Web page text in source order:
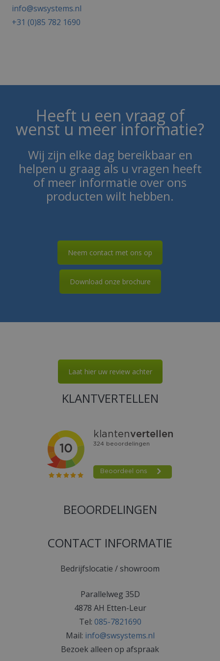
info@swsystems.nl
+31 (0)85 782 1690
Heeft u een vraag of
wenst u meer informatie?
Wij zijn elke dag bereikbaar en
helpen u graag als u vragen heeft
of meer informatie over ons
producten wilt hebben.
Neem contact met ons op
Download onze brochure
Laat hier uw review achter
KLANTVERTELLEN
BEOORDELINGEN
CONTACT INFORMATIE
Bedrijfslocatie / showroom
Parallelweg 35D
4878 AH Etten-Leur
Tel: 085-7821690
Mail: info@swsystems.nl
Bezoek alleen op afspraak